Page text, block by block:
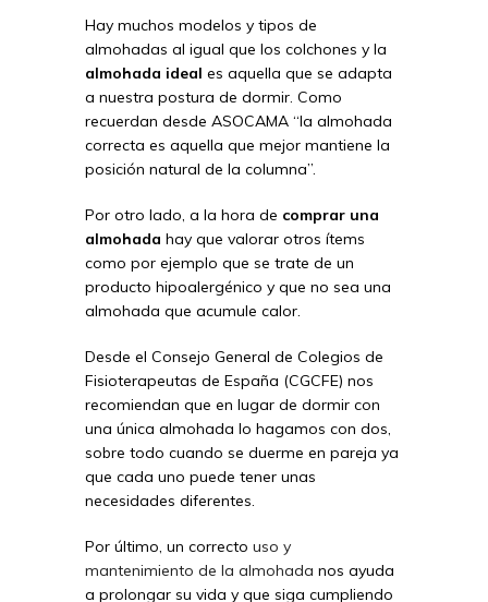
Hay muchos modelos y tipos de
almohadas al igual que los colchones y la
almohada ideal es aquella que se adapta
a nuestra postura de dormir. Como
recuerdan desde ASOCAMA “la almohada
correcta es aquella que mejor mantiene la
posición natural de la columna”.
Por otro lado, a la hora de comprar una
almohada hay que valorar otros ítems
como por ejemplo que se trate de un
producto hipoalergénico y que no sea una
almohada que acumule calor.
Desde el Consejo General de Colegios de
Fisioterapeutas de España (CGCFE) nos
recomiendan que en lugar de dormir con
una única almohada lo hagamos con dos,
sobre todo cuando se duerme en pareja ya
que cada uno puede tener unas
necesidades diferentes.
Por último, un correcto uso y
mantenimiento de la almohada nos ayuda
a prolongar su vida y que siga cumpliendo